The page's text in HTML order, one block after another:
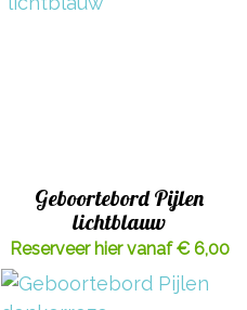
Geboortebord Pijlen
lichtblauw
Reserveer hier vanaf € 6,00